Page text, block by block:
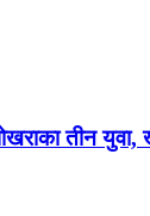
तीन युवा,